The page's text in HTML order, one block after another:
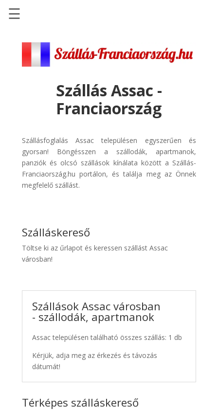
Szállások
Repülőjegy
pénzvisszatérítéssel
Discover
Cars
Transzfer
☰
Szállás Assac -
Franciaország
Szállásfoglalás Assac településen egyszerűen és
gyorsan! Böngésszen a szállodák, apartmanok,
panziók és olcsó szállások kínálata között a Szállás-
Franciaország.hu portálon, és találja meg az Önnek
megfelelő szállást.
Szálláskereső
Töltse ki az űrlapot és keressen szállást Assac
városban!
Szállások Assac városban
- szállodák, apartmanok
Assac településen található összes szállás: 1 db
Kérjük, adja meg az érkezés és távozás
dátumát!
Térképes szálláskereső